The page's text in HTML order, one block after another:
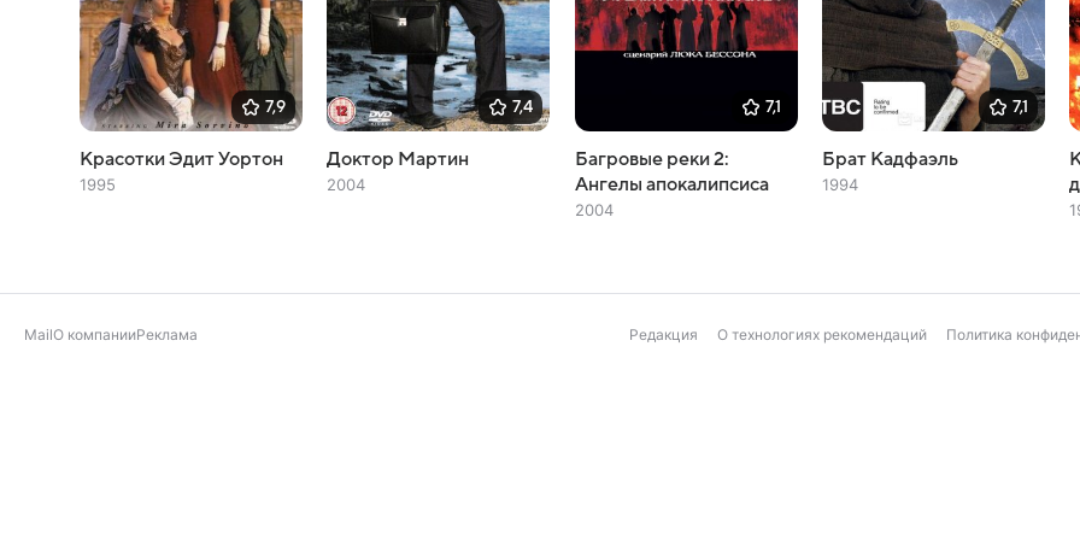
7,9
Красотки Эдит Уортон
1995
7,4
Доктор Мартин
2004
7,1
Багровые реки 2:
Ангелы апокалипсиса
2004
7,1
Брат Кадфаэль
1994
MailО компанииРеклама Редакция О технологиях рекомендаций Политика